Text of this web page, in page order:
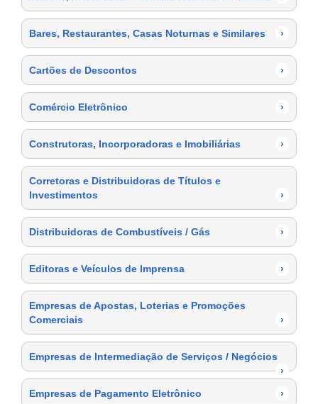
Bares, Restaurantes, Casas Noturnas e Similares ›
Cartões de Descontos ›
Comércio Eletrônico ›
Construtoras, Incorporadoras e Imobiliárias ›
Corretoras e Distribuidoras de Títulos e
Investimentos
›
Distribuidoras de Combustíveis / Gás ›
Editoras e Veículos de Imprensa ›
Empresas de Apostas, Loterias e Promoções
Comerciais
›
Empresas de Intermediação de Serviços / Negócios
›
Empresas de Pagamento Eletrônico
›